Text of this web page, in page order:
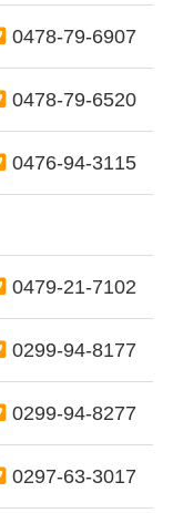
0478-79-6907
0478-79-6520
0476-94-3115
0479-21-7102
0299-94-8177
0299-94-8277
0297-63-3017